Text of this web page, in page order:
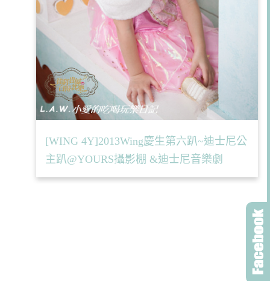
[WING 4Y]2013Wing慶生第六趴~迪士尼公
主趴@YOURS攝影棚 &迪士尼音樂劇